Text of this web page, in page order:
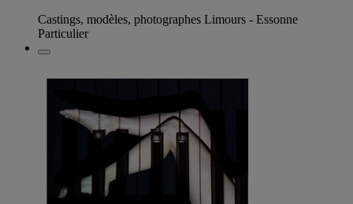
Castings, modèles, photographes Limours - Essonne
Particulier